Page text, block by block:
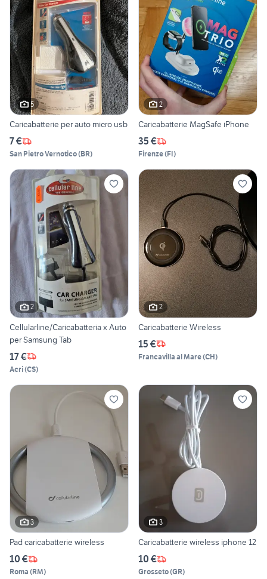
5
Caricabatterie per auto micro usb
7 €
San Pietro Vernotico(BR)
2
Caricabatterie MagSafe iPhone
35 €
Firenze(FI)
2
Cellularline/Caricabatteria x Auto
per Samsung Tab
17 €
Acri(CS)
2
Caricabatterie Wireless
15 €
Francavilla al Mare(CH)
3
Pad caricabatterie wireless
10 €
Roma (RM)
3
Caricabatterie wireless iphone 12
10 €
Grosseto(GR)